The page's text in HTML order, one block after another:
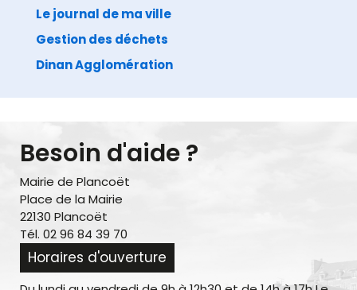
Le journal de ma ville
Gestion des déchets
Dinan Agglomération
Besoin d'aide ?
Mairie de Plancoët
Place de la Mairie
22130 Plancoët
Tél. 02 96 84 39 70
Horaires d'ouverture